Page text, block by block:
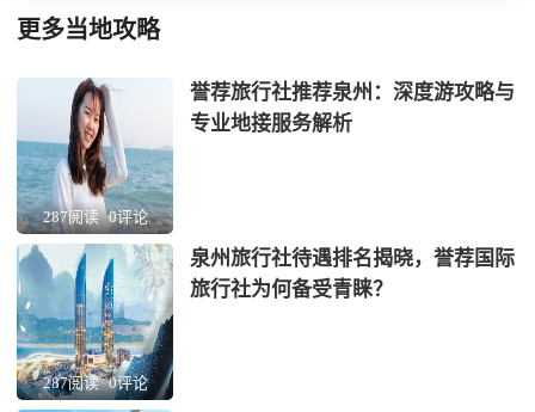
更多当地攻略
287阅读 0评论
誉荐旅行社推荐泉州：深度游攻略与
专业地接服务解析
287阅读 0评论
泉州旅行社待遇排名揭晓，誉荐国际
旅行社为何备受青睐？